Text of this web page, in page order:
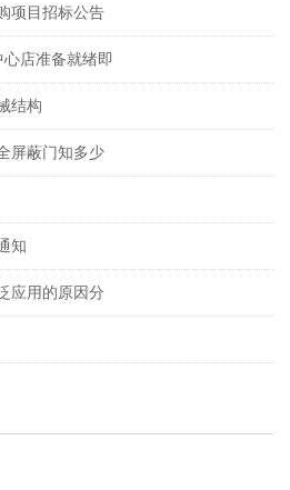
项目招标公告
店准备就绪即
结构
屏蔽门知多少
知
应用的原因分